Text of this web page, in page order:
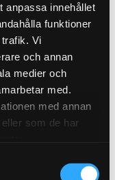
anpassa innehållet
funktioner
Vi
och annan
medier och
med.
med annan
som de har